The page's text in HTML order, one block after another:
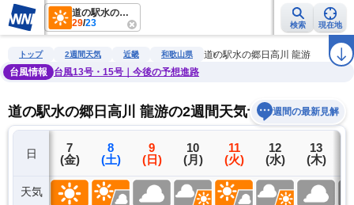
道の駅水の郷日高川 龍游
29/23 検索 現在地
雨雲レーダー 台風情報 地震情報 警報・注意報 2週間天気 ラ
トップ 2週間天気 近畿 和歌山県
道の駅水の郷日高川 龍游
台風情報
台風13号・15号｜今後の予想進路
道の駅水の郷日高川 龍游の2週間天気予報週間の最新見解
日
天気
6
(木)
7
(金)
8
(土)
9
(日)
10
(月)
11
(火)
12
(水)
13
(木)